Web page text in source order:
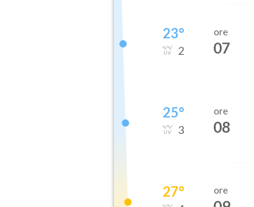
23°
2
ore
07
25°
3
ore
08
27° ore